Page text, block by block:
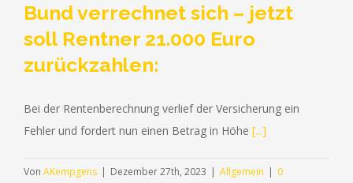
Bund verrechnet sich – jetzt
soll Rentner 21.000 Euro
zurückzahlen:
Bei der Rentenberechnung verlief der Versicherung ein
Fehler und fordert nun einen Betrag in Höhe [...]
Von AKempgens | Dezember 27th, 2023 | Allgemein | 0